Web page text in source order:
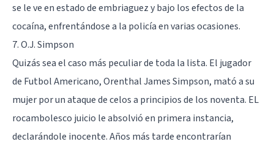
se le ve en estado de embriaguez y bajo los efectos de la
cocaína, enfrentándose a la policía en varias ocasiones.
7. O.J. Simpson
Quizás sea el caso más peculiar de toda la lista. El jugador
de Futbol Americano, Orenthal James Simpson, mató a su
mujer por un ataque de celos a principios de los noventa. EL
rocambolesco juicio le absolvió en primera instancia,
declarándole inocente. Años más tarde encontrarían